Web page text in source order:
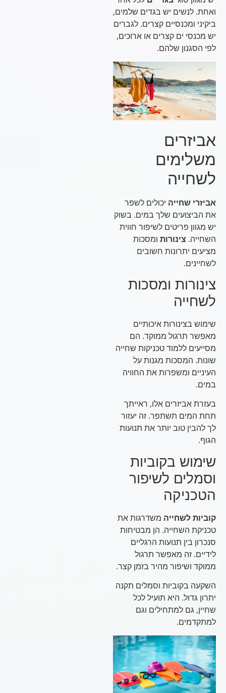
ואחת. לנשים יש בגדים שלמים,
ביקיני ומכנסיים קצרים. לגברים
יש מכנסי ים קצרים או ארוכים,
לפי הסגנון שלהם.
אביזרים
משלימים
לשחייה
אביזרי שחייהיכולים לשפר
את הביצועים שלך במים. בשוק
יש מגוון פריטים לשיפור חווית
השחייה.צינורותומסכות
מציעים יתרונות חשובים
לשחיינים.
צינורות ומסכות
לשחייה
שימוש בצינורות איכותיים
מאפשר תרגול ממוקד. הם
מסייעים ללמוד טכניקות שחייה
שונות. המסכות מגנות על
העיניים ומשפרות את החוויה
במים.
בעזרת אביזרים אלו, ראייתך
תחת המים תשתפר. זה יעזור
לך להבין טוב יותר את תנועות
הגוף.
שימוש בקוביות
וסמלים לשיפור
הטכניקה
קוביות לשחייהמשדרגות את
טכניקת השחייה. הן מבטיחות
סנכרון בין תנועות הרגליים
לידיים. זה מאפשר תרגול
ממוקד ושיפור מהיר בזמן קצר.
השקעה בקוביות וסמלים תקנה
יתרון גדול. היא תועיל לכל
שחיין, גם למתחילים וגם
למתקדמים.